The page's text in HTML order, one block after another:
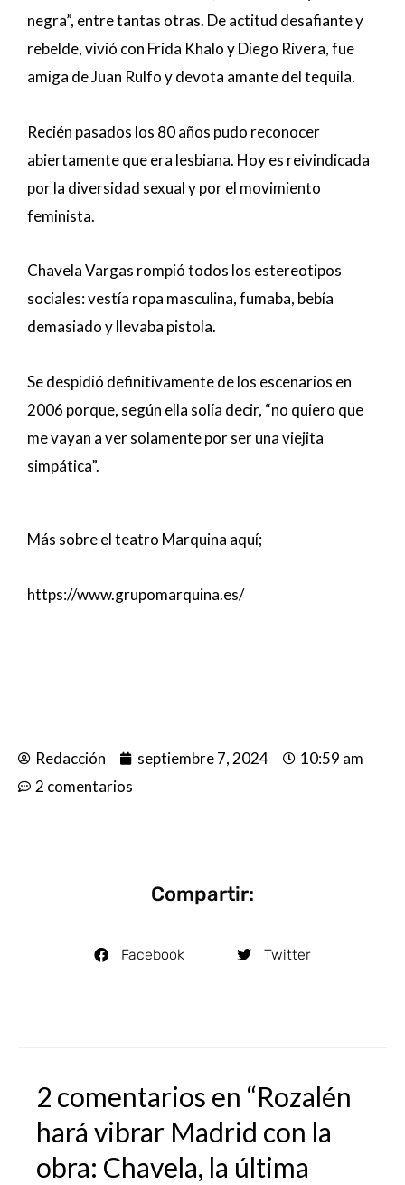
negra”, entre tantas otras. De actitud desafiante y
rebelde, vivió con Frida Khalo y Diego Rivera, fue
amiga de Juan Rulfo y devota amante del tequila.
Recién pasados los 80 años pudo reconocer
abiertamente que era lesbiana. Hoy es reivindicada
por la diversidad sexual y por el movimiento
feminista.
Chavela Vargas rompió todos los estereotipos
sociales: vestía ropa masculina, fumaba, bebía
demasiado y llevaba pistola.
Se despidió definitivamente de los escenarios en
2006 porque, según ella solía decir, “no quiero que
me vayan a ver solamente por ser una viejita
simpática”.
Más sobre el teatro Marquina aquí;
https://www.grupomarquina.es/
Redacción septiembre 7, 2024
10:59 am
2 comentarios
Compartir:
Facebook Twitter
2 comentarios en “Rozalén
hará vibrar Madrid con la
obra: Chavela, la última